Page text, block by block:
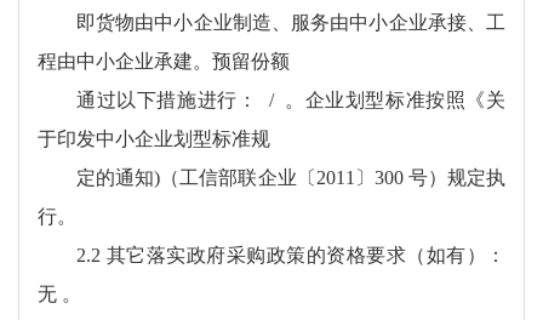
即货物由中小企业制造、服务由中小企业承接、工
程由中小企业承建。预留份额
通过以下措施进行： / 。企业划型标准按照《关
于印发中小企业划型标准规
定的通知)（工信部联企业〔2011〕300 号）规定执
行。
2.2 其它落实政府采购政策的资格要求（如有）：
无 。